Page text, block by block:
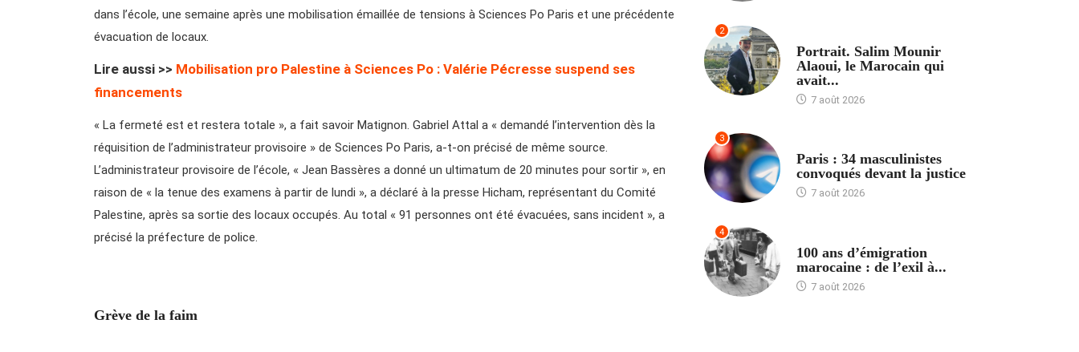
dans l’école, une semaine après une mobilisation émaillée de tensions à Sciences Po Paris et une précédente
évacuation de locaux.
Lire aussi >> Mobilisation pro Palestine à Sciences Po : Valérie Pécresse suspend ses
financements
« La fermeté est et restera totale », a fait savoir Matignon. Gabriel Attal a « demandé l’intervention dès la
réquisition de l’administrateur provisoire » de Sciences Po Paris, a-t-on précisé de même source.
L’administrateur provisoire de l’école, « Jean Bassères a donné un ultimatum de 20 minutes pour sortir », en
raison de « la tenue des examens à partir de lundi », a déclaré à la presse Hicham, représentant du Comité
Palestine, après sa sortie des locaux occupés. Au total « 91 personnes ont été évacuées, sans incident », a
précisé la préfecture de police.
Grève de la faim
2
Portrait. Salim Mounir
Alaoui, le Marocain qui
avait...
7 août 2026
3
Paris : 34 masculinistes
convoqués devant la justice
7 août 2026
4
100 ans d’émigration
marocaine : de l’exil à...
7 août 2026